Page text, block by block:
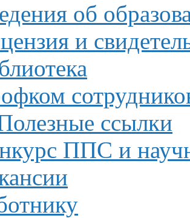
об
и
ссылки
ППС и